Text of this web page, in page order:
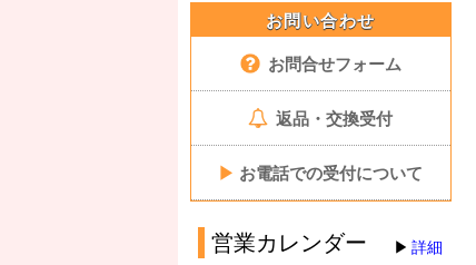
お問い合わせ
お問合せフォーム
返品・交換受付
▶ お電話での受付について
営業カレンダー 詳細